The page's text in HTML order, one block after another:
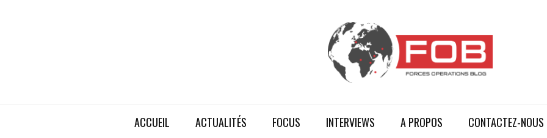
ACCUEIL ACTUALITÉS FOCUS INTERVIEWS A PROPOS CONTACTEZ-NOUS